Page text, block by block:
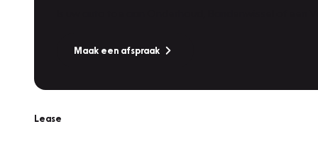
Maak een afspraak
Lease